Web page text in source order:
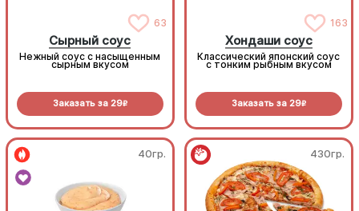
63
Сырный соус
Нежный соус с насыщенным
сырным вкусом
Заказать за 29R
163
Хондаши соус
Классический японский соус
с тонким рыбным вкусом
Заказать за 29R
40гр. 430гр.